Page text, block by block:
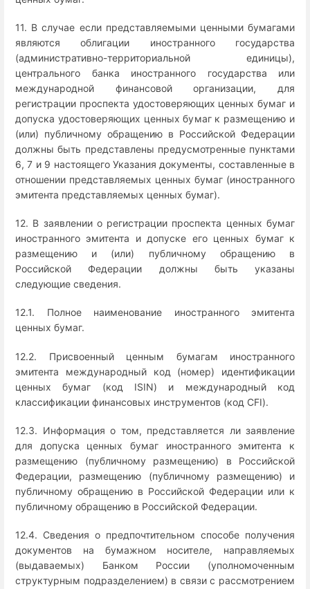
11. В случае если представляемыми ценными бумагами
являются облигации иностранного государства
(административно-территориальной единицы),
центрального банка иностранного государства или
международной финансовой организации, для
регистрации проспекта удостоверяющих ценных бумаг и
допуска удостоверяющих ценных бумаг к размещению и
(или) публичному обращению в Российской Федерации
должны быть представлены предусмотренные пунктами
6, 7 и 9 настоящего Указания документы, составленные в
отношении представляемых ценных бумаг (иностранного
эмитента представляемых ценных бумаг).
12. В заявлении о регистрации проспекта ценных бумаг
иностранного эмитента и допуске его ценных бумаг к
размещению и (или) публичному обращению в
Российской Федерации должны быть указаны
следующие сведения.
12.1. Полное наименование иностранного эмитента
ценных бумаг.
12.2. Присвоенный ценным бумагам иностранного
эмитента международный код (номер) идентификации
ценных бумаг (код ISIN) и международный код
классификации финансовых инструментов (код CFI).
12.3. Информация о том, представляется ли заявление
для допуска ценных бумаг иностранного эмитента к
размещению (публичному размещению) в Российской
Федерации, размещению (публичному размещению) и
публичному обращению в Российской Федерации или к
публичному обращению в Российской Федерации.
12.4. Сведения о предпочтительном способе получения
документов на бумажном носителе, направляемых
(выдаваемых) Банком России (уполномоченным
структурным подразделением) в связи с рассмотрением